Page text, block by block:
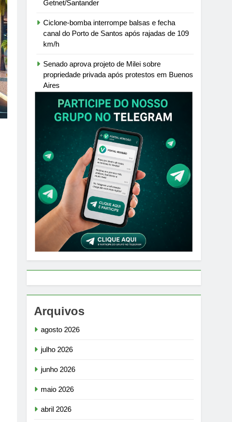
Getnet/Santander
Ciclone-bomba interrompe balsas e fecha
canal do Porto de Santos após rajadas de 109
km/h
Senado aprova projeto de Milei sobre
propriedade privada após protestos em Buenos
Aires
Arquivos
agosto 2026
julho 2026
junho 2026
maio 2026
abril 2026